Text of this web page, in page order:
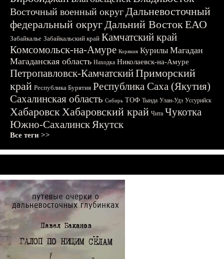
Восточный военный округДальневосточный
федеральный округДальний ВостокЕАО
Забайкалье Забайкальский край Камчатский край
Комсомольск-на-Амуре Корякия Курилы Магадан
Магаданская область Находка Николаевск-на-Амуре
Петропавловск-КамчатскийПриморский
край Республика Бурятия Республика Саха (Якутия)
Сахалинская область Сибирь ТОФ Тында Улан-Удэ Уссурийск
ХабаровскХабаровский край Чита Чукотка
Южно-СахалинскЯкутск
Все теги >>